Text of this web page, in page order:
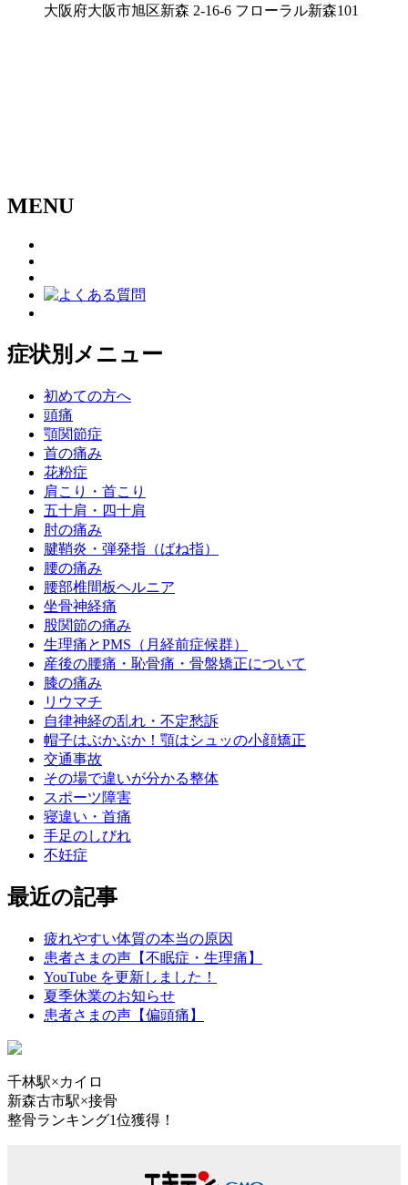
大阪府大阪市旭区新森 2-16-6 フローラル新森101
MENU
症状別メニュー
初めての方へ
頭痛
顎関節症
首の痛み
花粉症
肩こり・首こり
五十肩・四十肩
肘の痛み
腱鞘炎・弾発指（ばね指）
腰の痛み
腰部椎間板ヘルニア
坐骨神経痛
股関節の痛み
生理痛とPMS（月経前症候群）
産後の腰痛・恥骨痛・骨盤矯正について
膝の痛み
リウマチ
自律神経の乱れ・不定愁訴
帽子はぶかぶか！顎はシュッの小顔矯正
交通事故
その場で違いが分かる整体
スポーツ障害
寝違い・首痛
手足のしびれ
不妊症
最近の記事
疲れやすい体質の本当の原因
患者さまの声【不眠症・生理痛】
YouTube を更新しました！
夏季休業のお知らせ
患者さまの声【偏頭痛】
千林駅×カイロ
新森古市駅×接骨
整骨ランキング1位獲得！